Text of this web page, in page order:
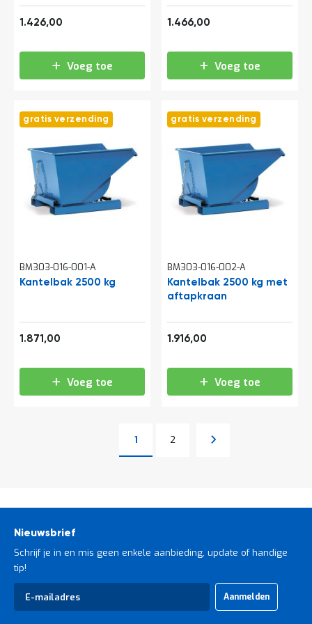
1.426,00
Voeg toe
1.466,00
Voeg toe
gratis verzending
BM303-016-001-A
Kantelbak 2500 kg
1.871,00
Voeg toe
gratis verzending
BM303-016-002-A
Kantelbak 2500 kg met
aftapkraan
1.916,00
Voeg toe
Pagina
U lees momenteel pagina
1 Pagina
2 Pagina
Volgende
Nieuwsbrief
Schrijf je in en mis geen enkele aanbieding, update of handige
tip!
Abonneer
op
Aanmelden